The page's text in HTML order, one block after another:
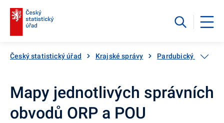
Český statistický úřad Krajské správy Pardubický kraj
Mapy jednotlivých správních
obvodů ORP a POU